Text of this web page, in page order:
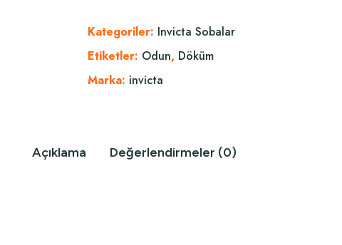
Kategoriler: Invicta Sobalar
Etiketler: Odun, Döküm
Marka: invicta
Açıklama Değerlendirmeler (0)